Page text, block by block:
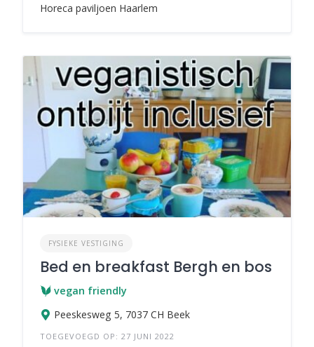
Horeca paviljoen Haarlem
FYSIEKE VESTIGING
Bed en breakfast Bergh en bos
vegan friendly
Peeskesweg 5, 7037 CH Beek
TOEGEVOEGD OP: 27 JUNI 2022